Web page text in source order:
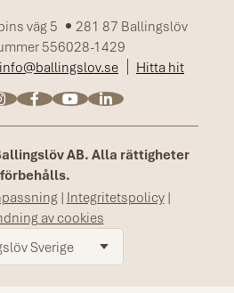
väg 5
281 87 Ballingslöv
556028-1429
info@ballingslov.se Hitta hit
AB. Alla rättigheter
förbehålls.
| Integritetspolicy|
av cookies
Sverige